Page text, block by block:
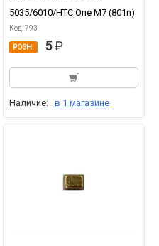
5035/6010/HTC One M7 (801n)
Код: 793
РОЗН. 5
Наличие: в 1 магазине